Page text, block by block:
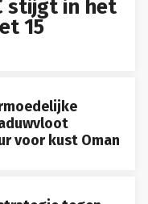
stijgt in het
15
voor kust Oman